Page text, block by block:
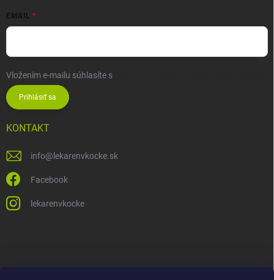
EMAIL
Vložením e-mailu súhlasíte s
Prihlásiť sa
KONTAKT
info@ lekarenvkocke.sk
Facebook
lekarenvkocke